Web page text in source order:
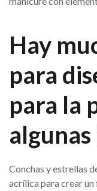
Hay
para
para la
algunas
Conchas y estrellas
acrílica para crear